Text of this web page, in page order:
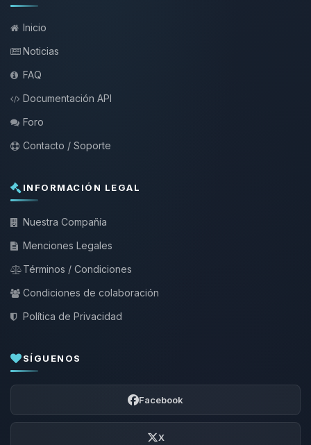
Inicio
Noticias
FAQ
Documentación API
Foro
Contacto / Soporte
INFORMACIÓN LEGAL
Nuestra Compañía
Menciones Legales
Términos / Condiciones
Condiciones de colaboración
Política de Privacidad
SÍGUENOS
Facebook
X